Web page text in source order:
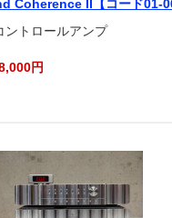
Coherence II【コード01-
ントロールアンプ
円